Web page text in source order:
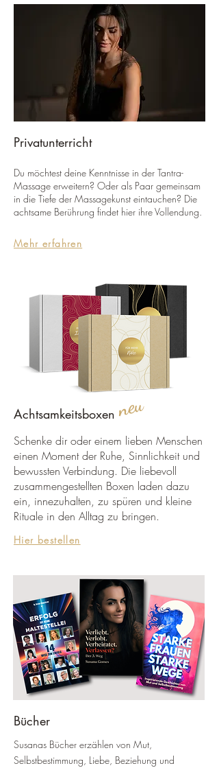
Privatunterricht
Du möchtest deine Kenntnisse in der Tantra-
Massage erweitern? Oder als Paar gemeinsam
in die Tiefe der Massagekunst eintauchen? Die
achtsame Berührung findet hier ihre Vollendung.
Mehr erfahren
Achtsamkeitsboxen neu
Schenke dir oder einem lieben Menschen
einen Moment der Ruhe, Sinnlichkeit und
bewussten Verbindung. Die liebevoll
zusammengestellten Boxen laden dazu
ein, innezuhalten, zu spüren und kleine
Rituale in den Alltag zu bringen.
Hier bestellen
Bücher
Susanas Bücher erzählen von Mut,
Selbstbestimmung, Liebe, Beziehung und